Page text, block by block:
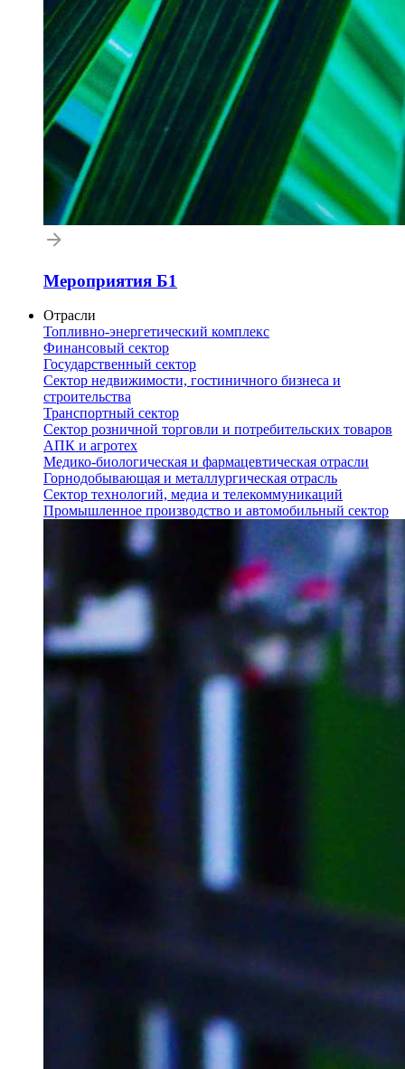
Мероприятия Б1
Отрасли
Топливно-энергетический комплекс
Финансовый сектор
Государственный сектор
Сектор недвижимости, гостиничного бизнеса и
строительства
Транспортный сектор
Сектор розничной торговли и потребительских товаров
АПК и агротех
Медико-биологическая и фармацевтическая отрасли
Горнодобывающая и металлургическая отрасль
Сектор технологий, медиа и телекоммуникаций
Промышленное производство и автомобильный сектор